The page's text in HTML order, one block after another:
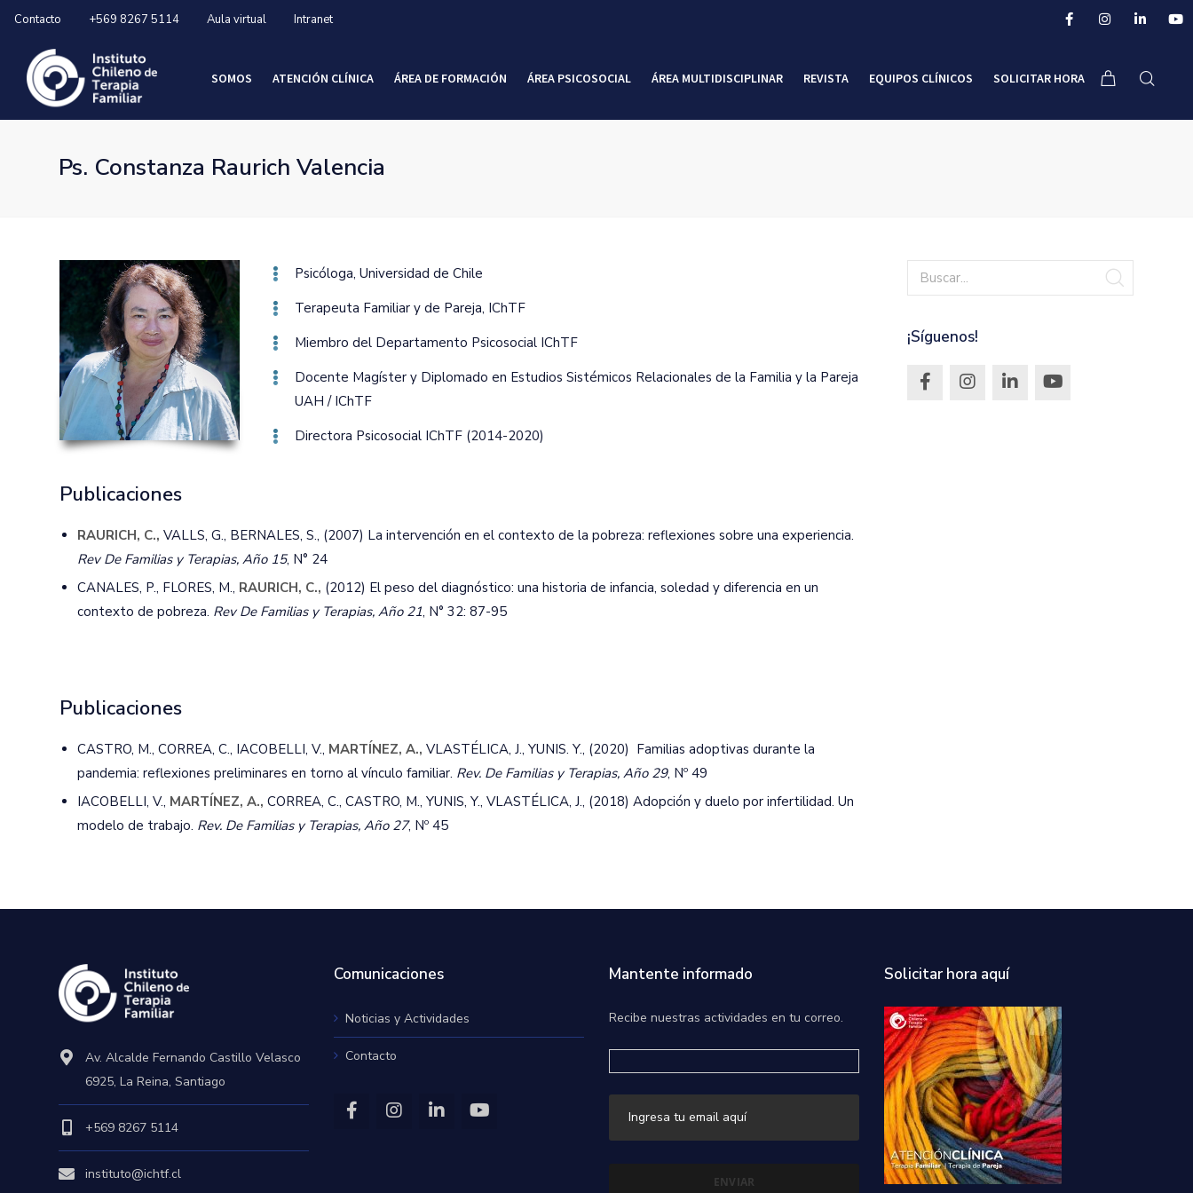
Contacto +569 8267 5114 Aula virtual Intranet
SOMOS ATENCIÓN CLÍNICA ÁREA DE FORMACIÓN ÁREA PSICOSOCIAL ÁREA MULTIDISCIPLINAR REVISTA EQUIPOS CLÍNICOS SOLICITAR HORA
Ps. Constanza Raurich Valencia
Psicóloga‚ Universidad de Chile
Terapeuta Familiar y de Pareja‚ IChTF
Miembro del Departamento Psicosocial IChTF
Docente Magíster y Diplomado en Estudios Sistémicos Relacionales de la Familia y la Pareja
UAH / IChTF
Directora Psicosocial IChTF (2014-2020)
Publicaciones
RAURICH, C., VALLS, G., BERNALES, S., (2007) La intervención en el contexto de la pobreza: reflexiones sobre una experiencia.
Rev De Familias y Terapias, Año 15, N° 24
CANALES, P., FLORES, M., RAURICH, C., (2012) El peso del diagnóstico: una historia de infancia, soledad y diferencia en un
contexto de pobreza. Rev De Familias y Terapias, Año 21, N° 32: 87-95
Publicaciones
CASTRO, M., CORREA, C., IACOBELLI, V., MARTÍNEZ, A., VLASTÉLICA, J., YUNIS. Y., (2020) Familias adoptivas durante la
pandemia: reflexiones preliminares en torno al vínculo familiar. Rev. De Familias y Terapias, Año 29, Nº 49
IACOBELLI, V., MARTÍNEZ, A., CORREA, C., CASTRO, M., YUNIS, Y., VLASTÉLICA, J., (2018) Adopción y duelo por infertilidad. Un
modelo de trabajo. Rev. De Familias y Terapias, Año 27, Nº 45
¡Síguenos!
Av. Alcalde Fernando Castillo Velasco
6925, La Reina, Santiago
+569 8267 5114
instituto@ichtf.cl
Comunicaciones
Noticias y Actividades
Contacto
Mantente informado
Recibe nuestras actividades en tu correo.
Solicitar hora aquí